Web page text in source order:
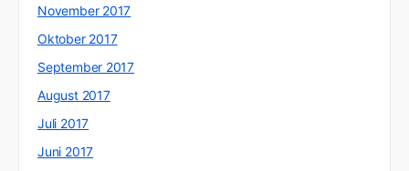
November 2017
Oktober 2017
September 2017
August 2017
Juli 2017
Juni 2017